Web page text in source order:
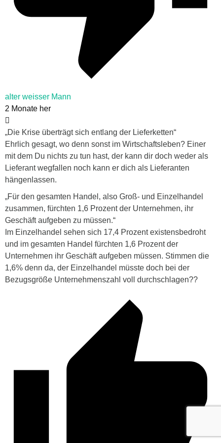
alter weisser Mann
2 Monate her
„Die Krise überträgt sich entlang der Lieferketten“
Ehrlich gesagt, wo denn sonst im Wirtschaftsleben? Einer
mit dem Du nichts zu tun hast, der kann dir doch weder als
Lieferant wegfallen noch kann er dich als Lieferanten
hängenlassen.
„Für den gesamten Handel, also Groß- und Einzelhandel
zusammen, fürchten 1,6 Prozent der Unternehmen, ihr
Geschäft aufgeben zu müssen.“
Im Einzelhandel sehen sich 17,4 Prozent existensbedroht
und im gesamten Handel fürchten 1,6 Prozent der
Unternehmen ihr Geschäft aufgeben müssen. Stimmen die
1,6% denn da, der Einzelhandel müsste doch bei der
Bezugsgröße Unternehmenszahl voll durchschlagen??